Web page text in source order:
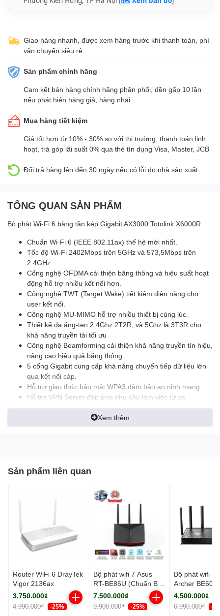
Giao hàng nhanh, được xem hàng trước khi thanh toán, phí
vận chuyển siêu rẻ
Sản phẩm chính hãng
Cam kết bán hàng chính hãng phân phối, đền gấp 10 lần
nếu phát hiện hàng giả, hàng nhái
Mua hàng tiết kiệm
Giá tốt hơn từ 10% - 30% so với thị trường, thanh toán linh
hoạt, trả góp lãi suất 0% qua thẻ tín dụng Visa, Master, JCB
Đổi trả hàng lên đến 30 ngày nếu có lỗi do nhà sản xuất
TỔNG QUAN SẢN PHẨM
Bộ phát Wi-Fi 6 băng tần kép Gigabit AX3000 Totolink X6000R
Chuẩn Wi-Fi 6 (IEEE 802.11ax) thế hệ mới nhất.
Tốc độ Wi-Fi 2402Mbps trên 5GHz và 573,5Mbps trên
2.4GHz.
Cổng nghệ OFDMA cải thiện băng thông và hiệu suất hoạt
động hỗ trợ nhiều kết nối hơn.
Công nghệ TWT (Target Wake) tiết kiệm điện năng cho
user kết nối.
Công nghệ MU-MIMO hỗ trợ nhiều thiết bị cùng lúc.
Thiết kế đa ăng-ten 2.4Ghz 2T2R, và 5Ghz là 3T3R cho
khả năng truyền tải tối ưu
Công nghệ Beamforming cải thiện khả năng truyền tín hiệu,
nâng cao hiệu quả băng thông.
5 cổng Gigabit cung cấp khả năng chuyển tiếp dữ liệu lớn
qua kết nối cáp.
Hỗ trợ giao thức bảo mật WPA3 đảm bảo an ninh mạng.
Hỗ trợ VPN Server đáp ứng nhu cầu làm việc từ xa.
Hỗ trợ Easy Mesh và Roaming mọi nơi.
Hỗ trợ App TOTOLINK ROUTER quản lý tiện lợi, dễ dàng.
Xem thêm
Sản phẩm liên quan
Router WiFi 6 DrayTek
Vigor 2136ax
3.750.000₫
4.990.000₫ -25%
Bộ phát wifi 7 Asus
RT-BE86U (Chuẩn BE/
BE6800Mbps/ 3 Ăng-
ten ngoài, 1 ăng-ten
ngầm/ AIMesh)
7.500.000₫
9.900.000₫ -25%
Bộ phát wifi 7
Archer BE600
BE/
ten ngoài/
4.500.000₫
6.990.000₫ -